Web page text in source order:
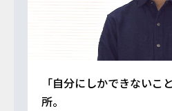
「自分にしかできないこ
所。